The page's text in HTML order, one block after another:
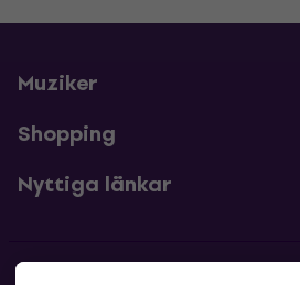
Muziker
Shopping
Nyttiga länkar